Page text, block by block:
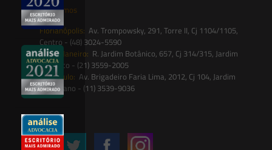
Onde estamos
Florianópolis: Av. Trompowsky, 291, Torre II, Cj 1104/1105,
Centro - (48) 3024-5590
Rio de Janeiro: R. Jardim Botânico, 657, Cj 314/315, Jardim
Botânico - (21) 3559-2005
São Paulo: Av. Brigadeiro Faria Lima, 2012, Cj 104, Jardim
Paulistano - (11) 3539-9036
Siga-nos